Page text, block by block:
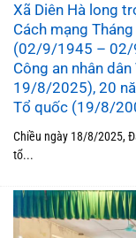
Xã Diên Hà long
Cách mạng
(02/9/1945 – 02/
Công an nhân
19/8/2025), 20
Tổ quốc (19/8/
Chiều ngày 18/8/2025,
tổ...